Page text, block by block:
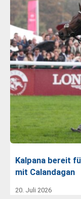
Kalpana bereit
mit Calandagan
20. Juli 2026